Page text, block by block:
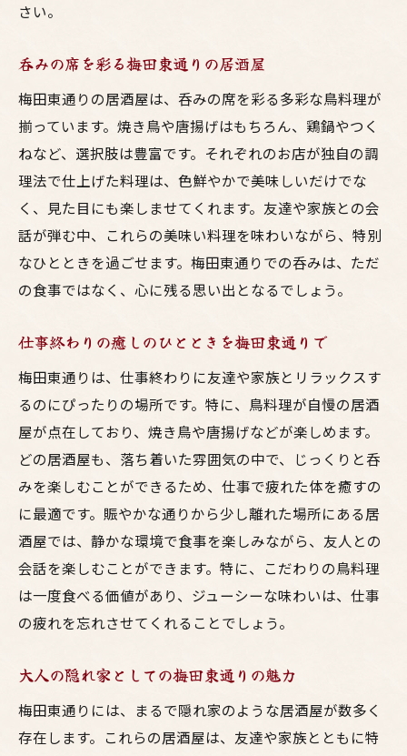
さい。
呑みの席を彩る梅田東通りの居酒屋
梅田東通りの居酒屋は、呑みの席を彩る多彩な鳥料理が
揃っています。焼き鳥や唐揚げはもちろん、鶏鍋やつく
ねなど、選択肢は豊富です。それぞれのお店が独自の調
理法で仕上げた料理は、色鮮やかで美味しいだけでな
く、見た目にも楽しませてくれます。友達や家族との会
話が弾む中、これらの美味い料理を味わいながら、特別
なひとときを過ごせます。梅田東通りでの呑みは、ただ
の食事ではなく、心に残る思い出となるでしょう。
仕事終わりの癒しのひとときを梅田東通りで
梅田東通りは、仕事終わりに友達や家族とリラックスす
るのにぴったりの場所です。特に、鳥料理が自慢の居酒
屋が点在しており、焼き鳥や唐揚げなどが楽しめます。
どの居酒屋も、落ち着いた雰囲気の中で、じっくりと呑
みを楽しむことができるため、仕事で疲れた体を癒すの
に最適です。賑やかな通りから少し離れた場所にある居
酒屋では、静かな環境で食事を楽しみながら、友人との
会話を楽しむことができます。特に、こだわりの鳥料理
は一度食べる価値があり、ジューシーな味わいは、仕事
の疲れを忘れさせてくれることでしょう。
大人の隠れ家としての梅田東通りの魅力
梅田東通りには、まるで隠れ家のような居酒屋が数多く
存在します。これらの居酒屋は、友達や家族とともに特